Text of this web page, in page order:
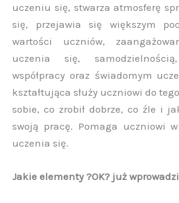
uczeniu się, stwarza atmosferę
się, przejawia się większym
wartości uczniów,
uczenia się,
współpracy oraz świadomym
kształtująca służy uczniowi do
sobie, co zrobił dobrze, co źle i
swoją pracę. Pomaga uczniowi
uczenia się.
Jakie elementy ?OK? już